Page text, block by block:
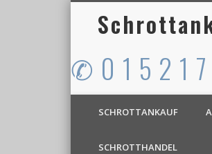
✆ 0 1 5 2 1 7
SCHROTTANKAUF
SCHROTTHANDEL